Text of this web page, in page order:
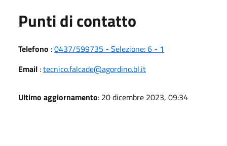
Punti di contatto
Telefono :0437/599735 - Selezione: 6 - 1
Email :tecnico.falcade@agordino.bl.it
Ultimo aggiornamento: 20 dicembre 2023, 09:34